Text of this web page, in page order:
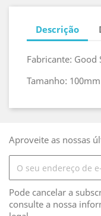
Descrição
Fabricante: Good
Tamanho: 100mm
Aproveite as nossas
Pode cancelar a
consulte a nossa